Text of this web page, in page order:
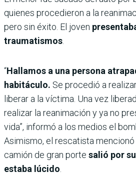
quienes procedieron a la
pero sin éxito. El joven
traumatismos
“Hallamos a una persona
habitáculo. Se procedió a
liberar a la víctima. Una vez
realizar la reanimación y ya no
vida”, informó a los medios el
Asimismo, el rescatista
camión de gran porte salió por
estaba lúcido